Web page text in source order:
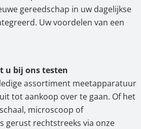
gereedschap in uw dagelijkse
Uw voordelen van een
u bij ons testen
assortiment meetapparatuur
tot aankoop over te gaan. Of het
microscoop of
gerust rechtstreeks via onze